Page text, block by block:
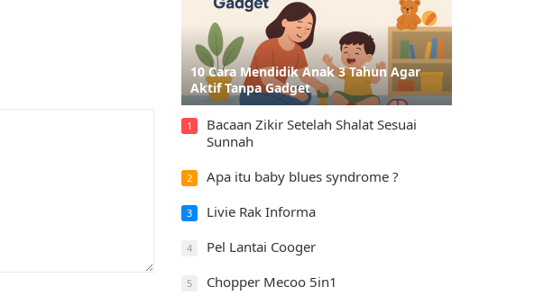
10 Cara Mendidik Anak 3 Tahun Agar
Aktif Tanpa Gadget
1
Bacaan Zikir Setelah Shalat Sesuai
Sunnah
2 Apa itu baby blues syndrome ?
3 Livie Rak Informa
4 Pel Lantai Cooger
5 Chopper Mecoo 5in1